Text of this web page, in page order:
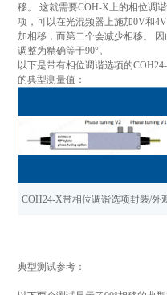
移。 这就需要COH-X上的相位调
项，可以在光混频器上施加0V和
加相移，而第二个会减少相移。
调整为精确等于90°。
以下是带有相位调谐选项的
的典型测量值：
COH24-X带相位调谐选项封装/外
典型测试参考：